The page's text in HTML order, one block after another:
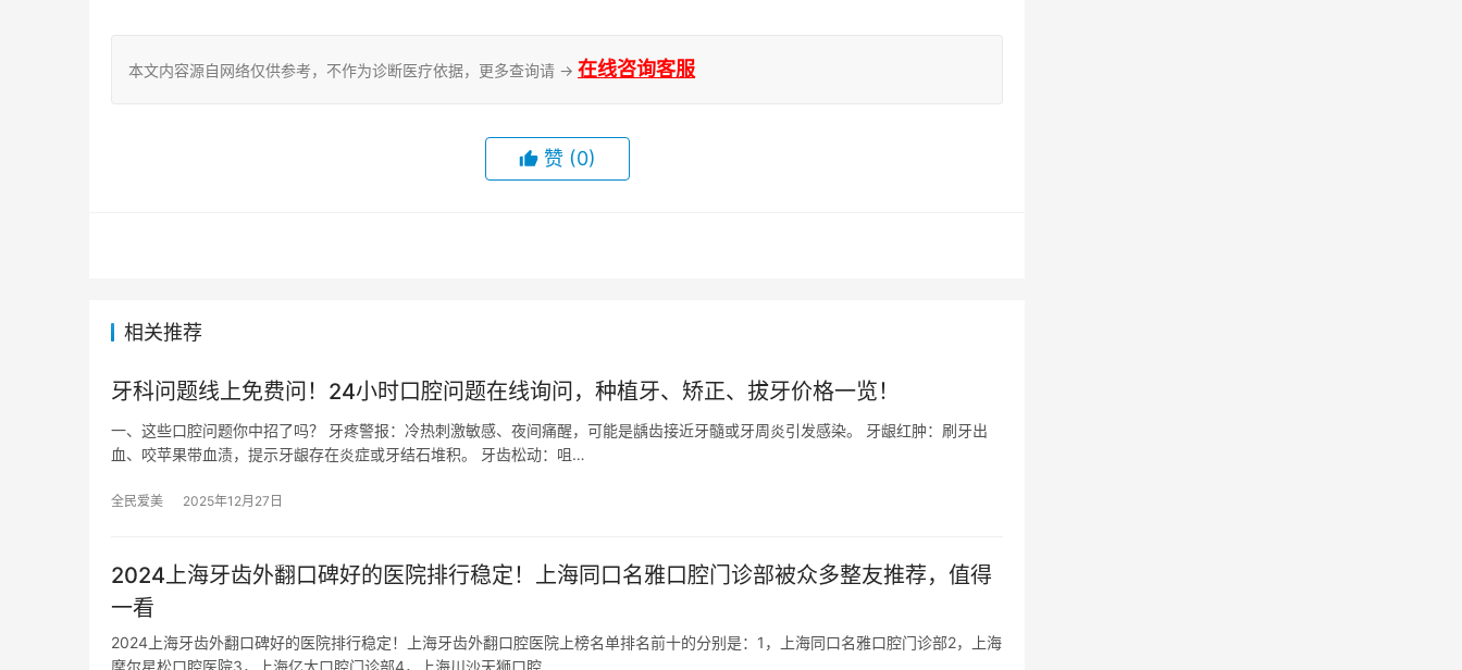
本文内容源自网络仅供参考，不作为诊断医疗依据，更多查询请 → 在线咨询客服
赞 (0)
相关推荐
牙科问题线上免费问！24小时口腔问题在线询问，种植牙、矫正、拔牙价格一览！
一、这些口腔问题你中招了吗？ 牙疼警报：冷热刺激敏感、夜间痛醒，可能是龋齿接近牙髓或牙周炎引发感染。 牙龈红肿：刷牙出
血、咬苹果带血渍，提示牙龈存在炎症或牙结石堆积。 牙齿松动：咀…
全民爱美 2025年12月27日
2024上海牙齿外翻口碑好的医院排行稳定！上海同口名雅口腔门诊部被众多整友推荐，值得
一看
2024上海牙齿外翻口碑好的医院排行稳定！上海牙齿外翻口腔医院上榜名单排名前十的分别是：1，上海同口名雅口腔门诊部2，上海